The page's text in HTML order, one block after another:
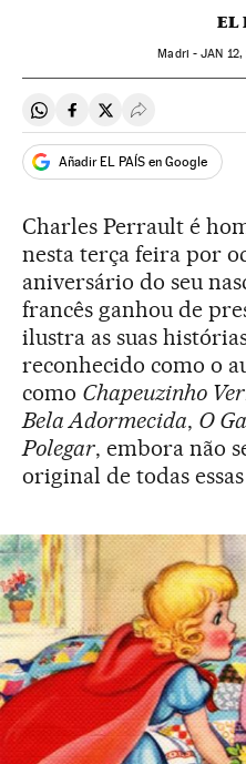
EL
Madri -JAN
Compartir en Whatsapp
Compartir en Facebook
Compartir en
Desplegar
Añadir EL PAÍS en Google
Charles Perrault é
nesta terça feira por
aniversário do seu
francês ganhou de
ilustra as suas
reconhecido como o
como Chapeuzinho
Bela Adormecida, O
Polegar, embora não
original de todas